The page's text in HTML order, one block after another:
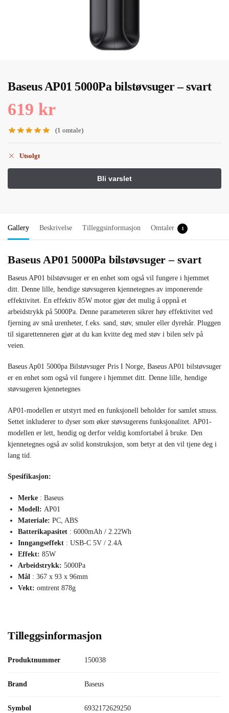
Baseus AP01 5000Pa bilstøvsuger – svart
619 kr
(1 omtale)
Utsolgt
Gallery Beskrivelse Tilleggsinformasjon Omtaler 1
Baseus AP01 5000Pa bilstøvsuger – svart
Baseus AP01 bilstøvsuger er en enhet som også vil fungere i hjemmet
ditt. Denne lille, hendige støvsugeren kjennetegnes av imponerende
effektivitet. En effektiv 85W motor gjør det mulig å oppnå et
arbeidstrykk på 5000Pa. Denne parameteren sikrer høy effektivitet ved
fjerning av små urenheter, f.eks. sand, støv, smuler eller dyrehår. Pluggen
til sigarettenneren gjør at du kan kvitte deg med støv i bilen selv på
veien.
Baseus Ap01 5000pa Bilstøvsuger Pris I Norge, Baseus AP01 bilstøvsuger
er en enhet som også vil fungere i hjemmet ditt. Denne lille, hendige
støvsugeren kjennetegnes
AP01-modellen er utstyrt med en funksjonell beholder for samlet smuss.
Settet inkluderer to dyser som øker støvsugerens funksjonalitet. AP01-
modellen er lett, hendig og derfor veldig komfortabel å bruke. Den
kjennetegnes også av solid konstruksjon, som betyr at den vil tjene deg i
lang tid.
Spesifikasjon:
Merke : Baseus
Modell: AP01
Materiale: PC, ABS
Batterikapasitet : 6000mAh / 2.22Wh
Inngangseffekt : USB-C 5V / 2.4A
Effekt: 85W
Arbeidstrykk: 5000Pa
Mål : 367 x 93 x 96mm
Vekt: omtrent 878g
Tilleggsinformasjon
Produktnummer 150038
Brand Baseus
Symbol 6932172629250